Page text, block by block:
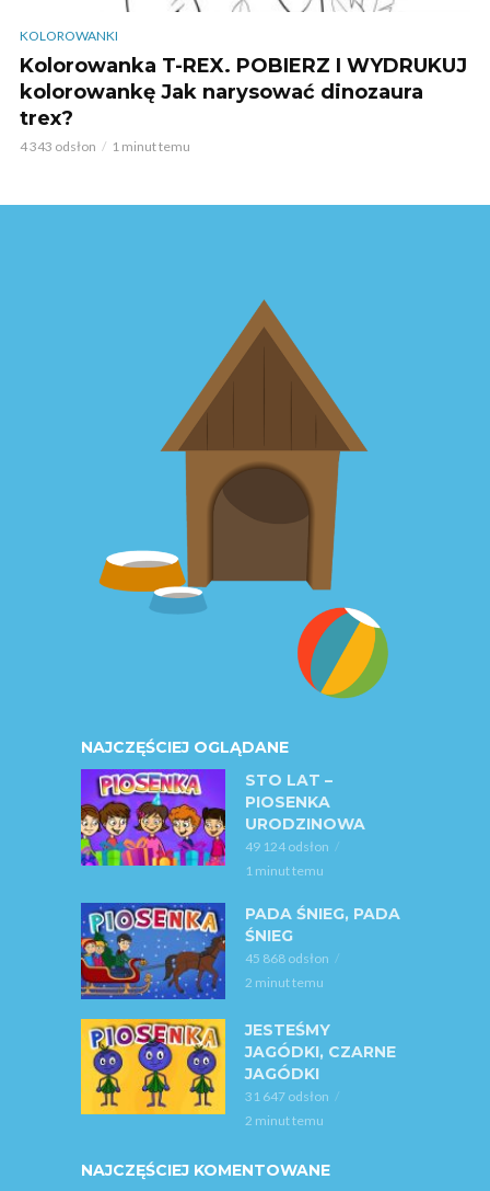
KOLOROWANKI
Kolorowanka T-REX. POBIERZ I WYDRUKUJ
kolorowankę Jak narysować dinozaura
trex?
4 343 odsłon 1 minut temu
NAJCZĘŚCIEJ OGLĄDANE
STO LAT –
PIOSENKA
URODZINOWA
49 124 odsłon
1 minut temu
PADA ŚNIEG, PADA
ŚNIEG
45 868 odsłon
2 minut temu
JESTEŚMY
JAGÓDKI, CZARNE
JAGÓDKI
31 647 odsłon
2 minut temu
NAJCZĘŚCIEJ KOMENTOWANE